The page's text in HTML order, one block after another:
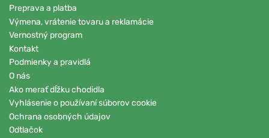
Preprava a platba
Výmena, vrátenie tovaru a reklamácie
Vernostný program
Kontakt
Podmienky a pravidlá
O nás
Ako merať dĺžku chodidla
Vyhlásenie o používaní súborov cookie
Ochrana osobných údajov
Odtlačok